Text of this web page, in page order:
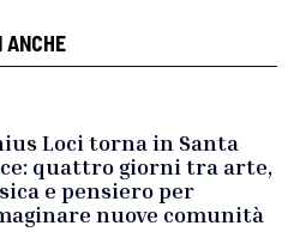
Loci torna in Santa
quattro giorni tra arte,
e pensiero per
nuove comunità